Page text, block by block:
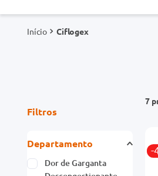
Ciflogex
Filtros
Departamento
Dor de Garganta
7
-